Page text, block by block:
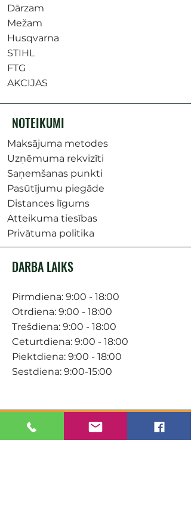
Dārzam
Mežam
Husqvarna
STIHL
FTG
AKCIJAS
NOTEIKUMI
Maksājuma metodes
Uzņēmuma rekvizīti
Saņemšanas punkti
Pasūtījumu piegāde
Distances līgums
Atteikuma tiesības
Privātuma politika
DARBA LAIKS
Pirmdiena: 9:00 - 18:00
Otrdiena: 9:00 - 18:00
Trešdiena: 9:00 - 18:00
Ceturtdiena: 9:00 - 18:00
Piektdiena: 9:00 - 18:00
Sestdiena: 9:00-15:00
KONTAKTI